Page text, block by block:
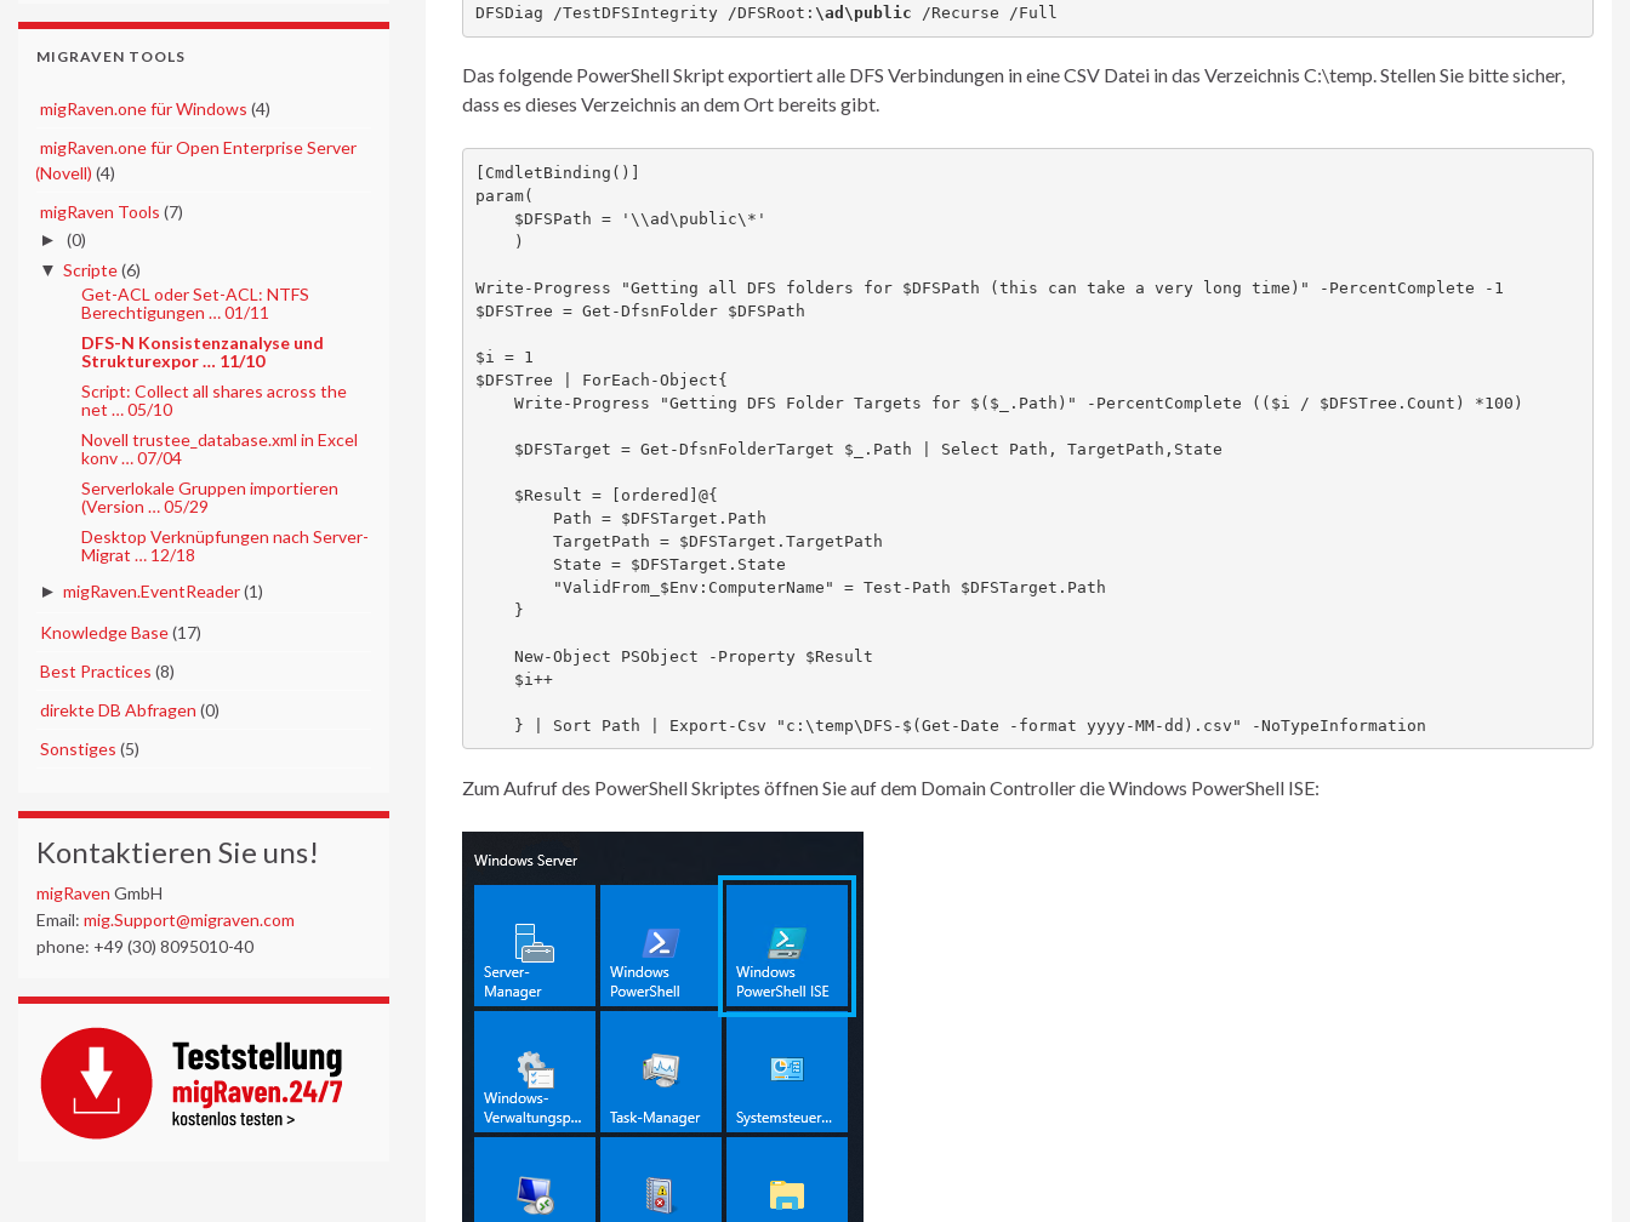
MIGRAVEN TOOLS
migRaven.one für Windows (4)
migRaven.one für Open Enterprise Server
(Novell) (4)
migRaven Tools (7)
►
(0)
▼ Scripte(6)
Get-ACL oder Set-ACL: NTFS
Berechtigungen … 01/11
DFS-N Konsistenzanalyse und
Strukturexpor … 11/10
Script: Collect all shares across the
net … 05/10
Novell trustee_database.xml in Excel
konv … 07/04
Serverlokale Gruppen importieren
(Version … 05/29
Desktop Verknüpfungen nach Server-
Migrat … 12/18
► migRaven.EventReader(1)
Knowledge Base(17)
Best Practices (8)
direkte DB Abfragen (0)
Sonstiges (5)
Kontaktieren Sie uns!
migRaven GmbH
Email: mig.Support@migraven.com
phone: +49 (30) 8095010-40
DFSDiag /TestDFSIntegrity /DFSRoot: \ad\public /Recurse /Full
Das folgende PowerShell Skript exportiert alle DFS Verbindungen in eine CSV Datei in das Verzeichnis C:\temp. Stellen Sie bitte sicher,
dass es dieses Verzeichnis an dem Ort bereits gibt.
[CmdletBinding()]
param(
Write-Progress "Getting all DFS folders for $DFSPath (this can take a very long time)" -PercentComplete -1
$DFSTree = Get-DfsnFolder $DFSPath
$i = 1
$DFSTree | ForEach-Object{
    } | Sort Path | Export-Csv "c:\temp\DFS-$(Get-Date -format yyyy-MM-dd).csv" -NoTypeInformation
Zum Aufruf des PowerShell Skriptes öffnen Sie auf dem Domain Controller die Windows PowerShell ISE: